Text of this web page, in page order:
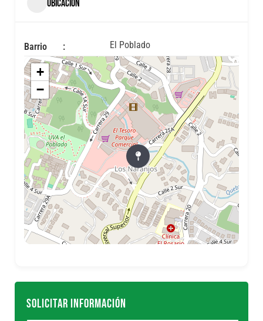
UBICACIÓN
Barrio El Poblado
+
−
SOLICITAR INFORMACIÓN